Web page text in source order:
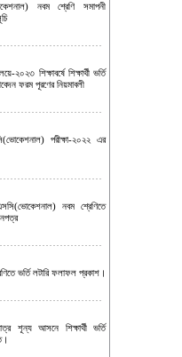
নবম শ্রেণি সমাপনী
২০২৩ শিক্ষাবর্ষে শিক্ষার্থী ভর্তি
ফরম পূরণের নিয়মাবলী
পরীক্ষা-২০২২ এর
নবম শ্রেণিতে
ভর্তি লটারি ফলাফল প্রকাশ।
শূন্য আসনে শিক্ষার্থী ভর্তি